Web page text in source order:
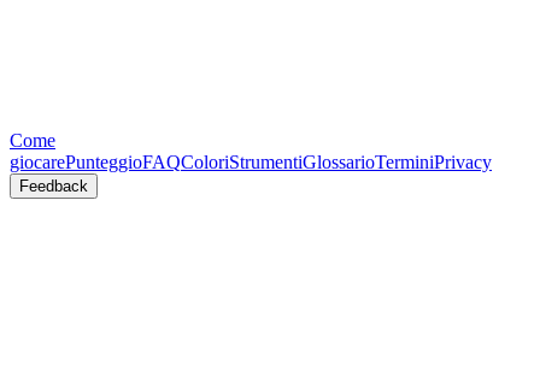
Come
giocarePunteggioFAQColoriStrumentiGlossarioTerminiPrivacy
Feedback